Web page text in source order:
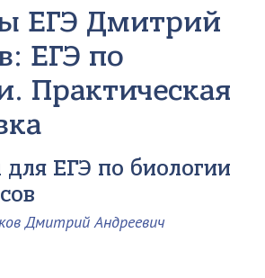
ЕГЭ Дмитрий
ЕГЭ по
Практическая
ЕГЭ по биологии
Дмитрий Андреевич